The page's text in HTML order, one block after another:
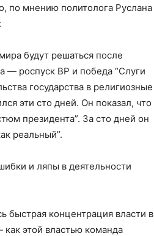
по мнению политолога Руслана
будут решаться после
— роспуск ВР и победа “Слуги
государства в религиозные
эти сто дней. Он показал, что
президента”. За сто дней он
реальный”.
и ляпы в деятельности
быстрая концентрация власти в
этой властью команда